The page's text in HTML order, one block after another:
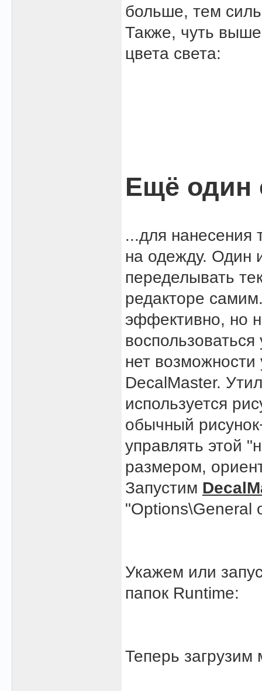
больше, тем
Также, чуть
цвета света:
Ещё один
...для нанесения
на одежду. Один
переделывать
редакторе
эффективно, но
нет возможности
DecalMaster.
используется
обычный
управлять этой
размером,
Запустим
"Options\General
Укажем или
папок Runtime:
Теперь